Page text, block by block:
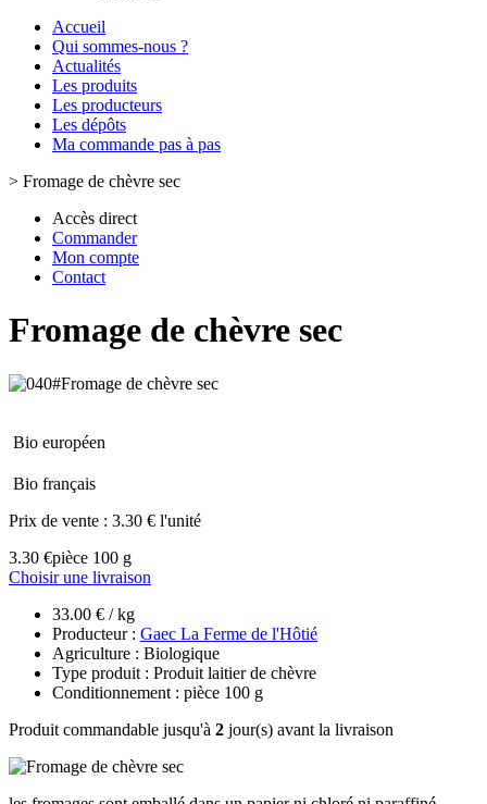
Accueil
Qui sommes-nous ?
Actualités
Les produits
Les producteurs
Les dépôts
Ma commande pas à pas
> Fromage de chèvre sec
Accès direct
Commander
Mon compte
Contact
Fromage de chèvre sec
Bio européen
Bio français
Prix de vente : 3.30 € l'unité
3.30 €pièce 100 g
Choisir une livraison
33.00 € / kg
Producteur : Gaec La Ferme de l'Hôtié
Agriculture : Biologique
Type produit : Produit laitier de chèvre
Conditionnement : pièce 100 g
Produit commandable jusqu'à 2 jour(s) avant la livraison